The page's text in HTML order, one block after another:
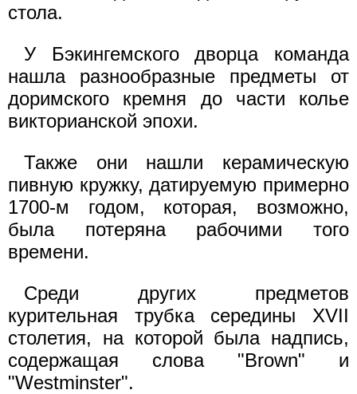
стола.
У Бэкингемского дворца команда
нашла разнообразные предметы от
доримского кремня до части колье
викторианской эпохи.
Также они нашли керамическую
пивную кружку, датируемую примерно
1700-м годом, которая, возможно,
была потеряна рабочими того
времени.
Среди других предметов
курительная трубка середины XVII
столетия, на которой была надпись,
содержащая слова "Brown" и
"Westminster".